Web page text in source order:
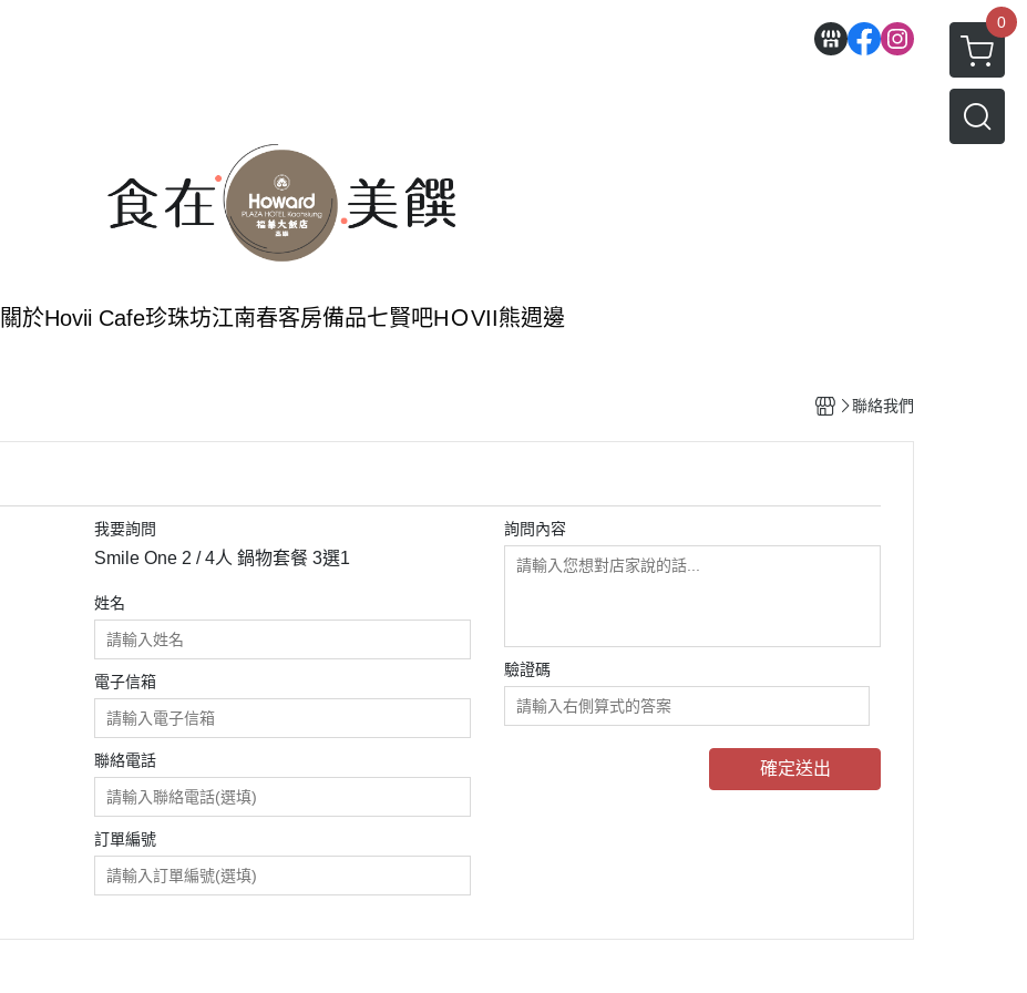
0
關於Hovii Cafe珍珠坊江南春客房備品七賢吧HＯVII熊週邊
聯絡我們
我要詢問
Smile One 2 / 4人 鍋物套餐 3選1
姓名
電子信箱
聯絡電話
訂單編號
詢問內容
驗證碼
確定送出